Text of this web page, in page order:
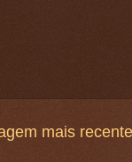
mais recente